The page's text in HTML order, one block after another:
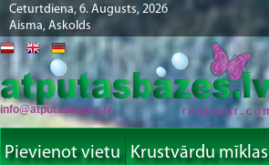
Ceturtdiena, 6. Augusts, 2026
Aisma, Askolds
info@atputasbazes.lv
Pievienot vietu Krustvārdu mīklas